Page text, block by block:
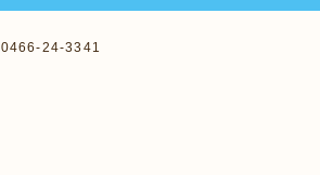
0466-24-3341